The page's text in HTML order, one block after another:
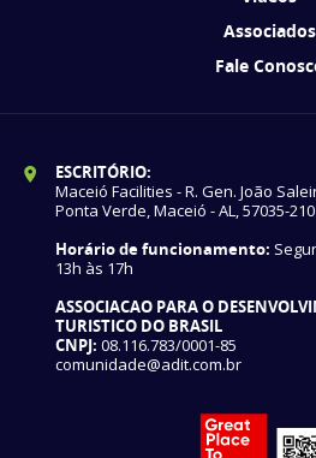
Associados
Fale
ESCRITÓRIO:
Maceió Facilities - R. Gen. João
Ponta Verde, Maceió - AL, 57035-210
Horário de funcionamento:
13h às 17h
ASSOCIACAO PARA O
TURISTICO DO BRASIL
CNPJ: 08.116.783/0001-85
comunidade@adit.com.br